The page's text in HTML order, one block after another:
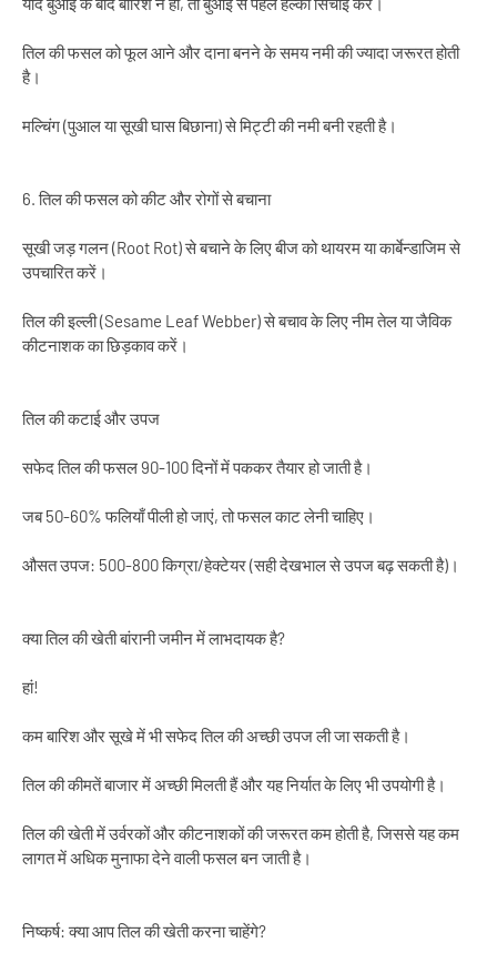
तिल की फसल को फूल आने और दाना बनने के समय नमी की ज्यादा जरूरत होती
है।
मल्चिंग (पुआल या सूखी घास बिछाना) से मिट्टी की नमी बनी रहती है।
6. तिल की फसल को कीट और रोगों से बचाना
सूखी जड़ गलन (Root Rot) से बचाने के लिए बीज को थायरम या कार्बेन्डाजिम से
उपचारित करें।
तिल की इल्ली (Sesame Leaf Webber) से बचाव के लिए नीम तेल या जैविक
कीटनाशक का छिड़काव करें।
तिल की कटाई और उपज
सफेद तिल की फसल 90-100 दिनों में पककर तैयार हो जाती है।
जब 50-60% फलियाँ पीली हो जाएं, तो फसल काट लेनी चाहिए।
औसत उपज: 500-800 किग्रा/हेक्टेयर (सही देखभाल से उपज बढ़ सकती है)।
क्या तिल की खेती बांरानी जमीन में लाभदायक है?
हां!
कम बारिश और सूखे में भी सफेद तिल की अच्छी उपज ली जा सकती है।
तिल की कीमतें बाजार में अच्छी मिलती हैं और यह निर्यात के लिए भी उपयोगी है।
तिल की खेती में उर्वरकों और कीटनाशकों की जरूरत कम होती है, जिससे यह कम
लागत में अधिक मुनाफा देने वाली फसल बन जाती है।
निष्कर्ष: क्या आप तिल की खेती करना चाहेंगे?